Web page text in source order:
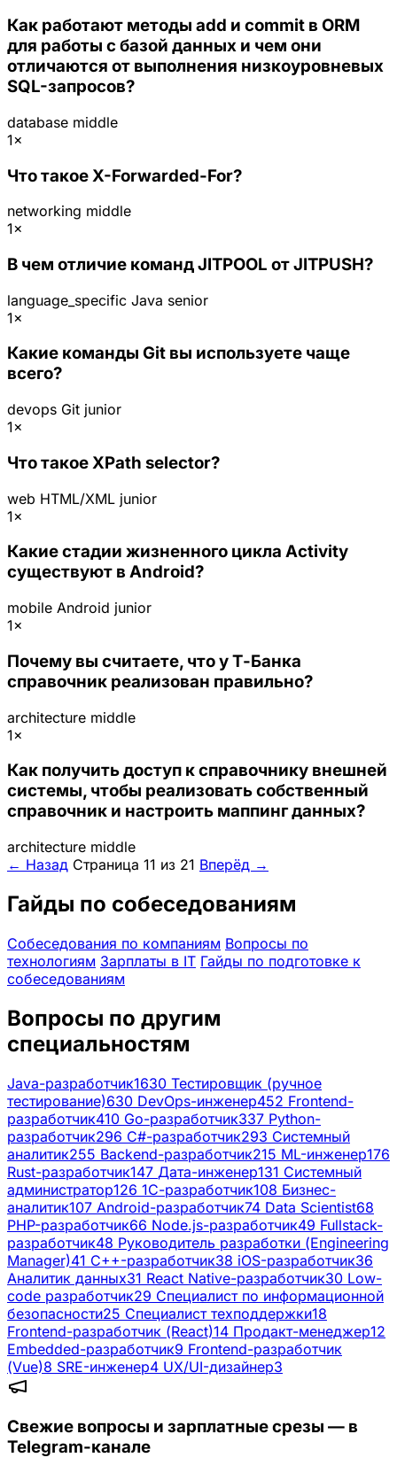
Как работают методы add и commit в ORM
для работы с базой данных и чем они
отличаются от выполнения низкоуровневых
SQL-запросов?
database middle
1×
Что такое X-Forwarded-For?
networking middle
1×
В чем отличие команд JITPOOL от JITPUSH?
language_specific Java senior
1×
Какие команды Git вы используете чаще
всего?
devops Git junior
1×
Что такое XPath selector?
web HTML/XML junior
1×
Какие стадии жизненного цикла Activity
существуют в Android?
mobile Android junior
1×
Почему вы считаете, что у Т-Банка
справочник реализован правильно?
architecture middle
1×
Как получить доступ к справочнику внешней
системы, чтобы реализовать собственный
справочник и настроить маппинг данных?
architecture middle
← Назад Страница 11 из 21 Вперёд →
Гайды по собеседованиям
Собеседования по компаниям Вопросы по
технологиям Зарплаты в IT Гайды по подготовке к
собеседованиям
Вопросы по другим
специальностям
Java-разработчик1630 Тестировщик (ручное
тестирование)630 DevOps-инженер452 Frontend-
разработчик410 Go-разработчик337 Python-
разработчик296 C#-разработчик293 Системный
аналитик255 Backend-разработчик215 ML-инженер176
Rust-разработчик147 Дата-инженер131 Системный
администратор126 1С-разработчик108 Бизнес-
аналитик107 Android-разработчик74 Data Scientist68
PHP-разработчик66 Node.js-разработчик49 Fullstack-
разработчик48 Руководитель разработки (Engineering
Manager)41 C++-разработчик38 iOS-разработчик36
Аналитик данных31 React Native-разработчик30 Low-
code разработчик29 Специалист по информационной
безопасности25 Специалист техподдержки18
Frontend-разработчик (React)14 Продакт-менеджер12
Embedded-разработчик9 Frontend-разработчик
(Vue)8 SRE-инженер4 UX/UI-дизайнер3
Свежие вопросы и зарплатные срезы — в
Telegram-канале